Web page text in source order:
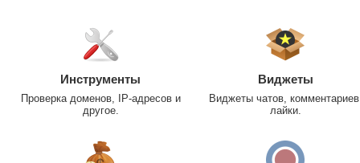
Инструменты
Проверка доменов, IP-адресов и
другое.
Виджеты
Виджеты чатов,
лайки.